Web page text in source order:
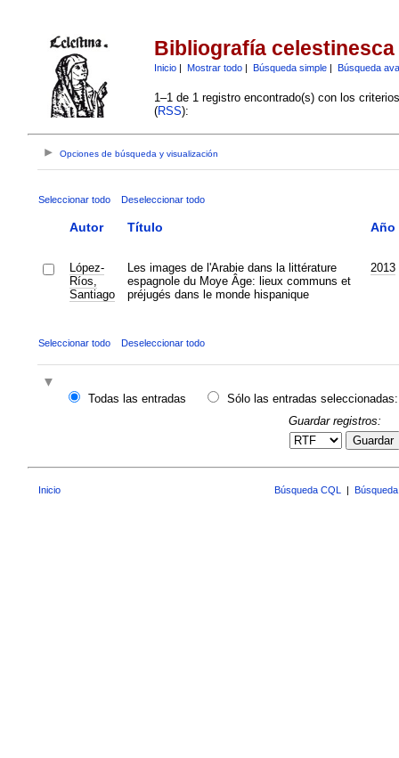
Bibliografía celestinesca
Inicio| Mostrar todo| Búsqueda simple| Búsqueda
1–1 de 1 registro encontrado(s) con los
(RSS):
Opciones de búsqueda y visualización
Seleccionar todo Deseleccionar todo
Autor Título Año
López-
Ríos,
Santiago
Les images de l'Arabie dans la littérature
espagnole du Moye Âge: lieux communs et
préjugés dans le monde hispanique
2013
Seleccionar todo Deseleccionar todo
Todas las entradas
Sólo las entradas seleccionadas:
Guardar registros:
Guardar
Inicio Búsqueda CQL